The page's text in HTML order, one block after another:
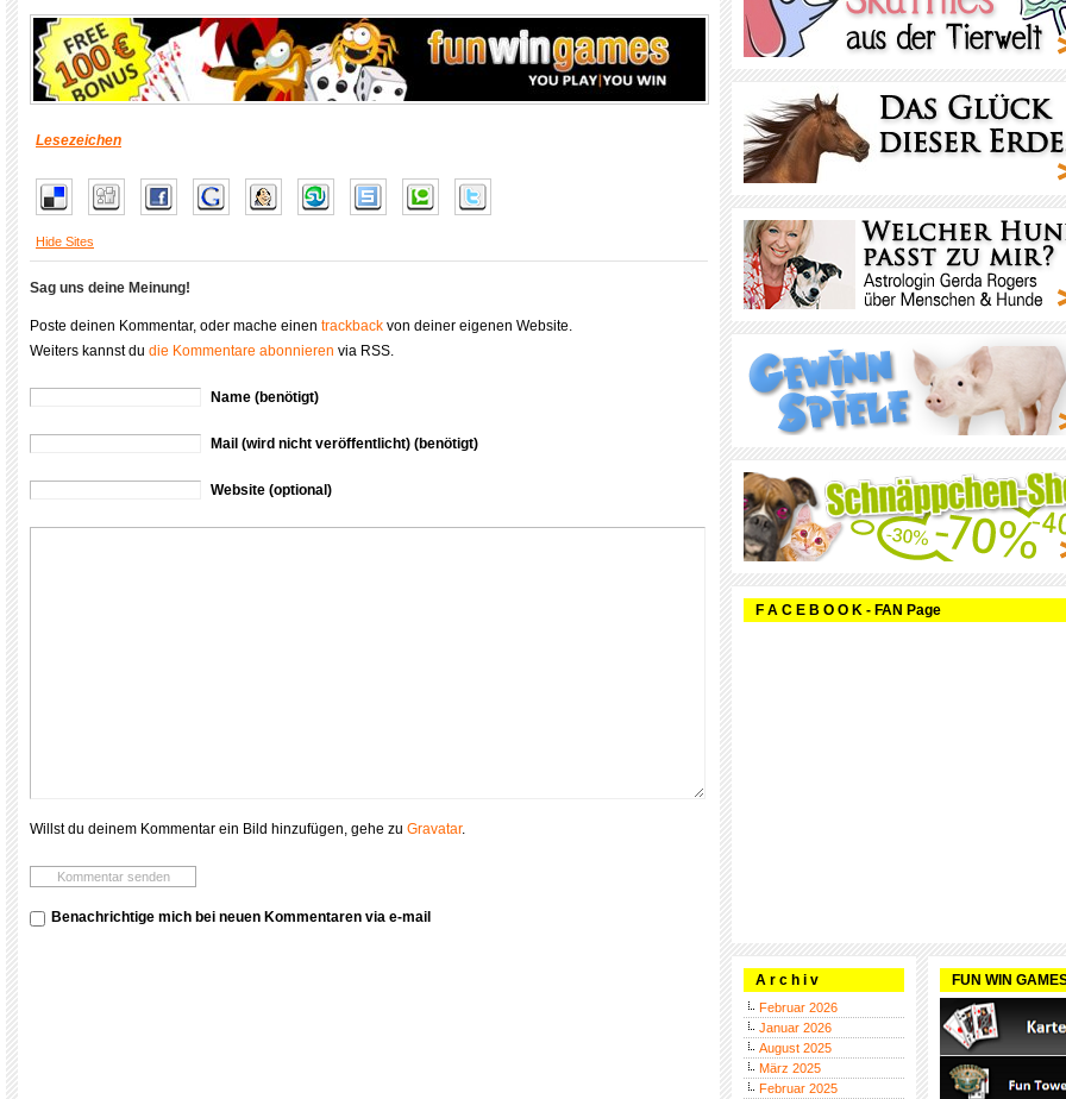
Lesezeichen
Hide Sites
Sag uns deine Meinung!
Poste deinen Kommentar, oder mache einen trackback von deiner eigenen Website.
Weiters kannst du die Kommentare abonnieren via RSS.
Name (benötigt)
Mail (wird nicht veröffentlicht) (benötigt)
Website (optional)
Willst du deinem Kommentar ein Bild hinzufügen, gehe zu Gravatar.
Benachrichtige mich bei neuen Kommentaren via e-mail
F A C E B O O K - FAN Page
A r c h i v
Februar 2026
Januar 2026
August 2025
März 2025
Februar 2025
FUN WIN